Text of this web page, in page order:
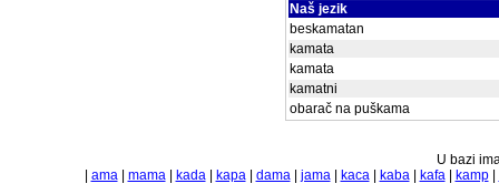
Naš jezik
beskamatan
kamata
kamata
kamatni
obarač na puškama
U bazi
ama| mama| kada| kapa| dama| jama| kaca| kaba| kafa| kamp|